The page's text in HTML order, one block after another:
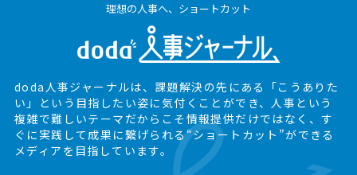
理想の人事へ、ショートカット
doda人事ジャーナルは、課題解決の先にある
「こうありた
い」という目指したい姿に気付くことができ、人事という
複雑で難しいテーマだからこそ情報提供だけではなく、 す
ぐに実践して成果に繋げられる“ショートカット”ができる
メディアを目指しています。